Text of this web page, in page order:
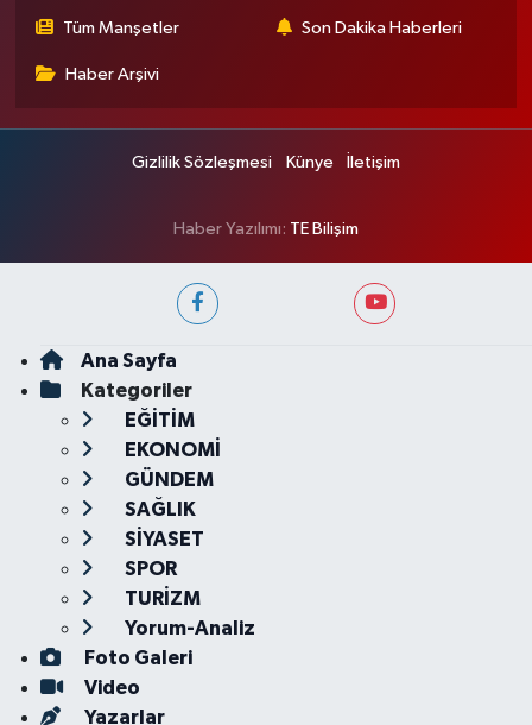
Tüm Manşetler Son Dakika Haberleri
Haber Arşivi
Gizlilik Sözleşmesi Künye İletişim
Haber Yazılımı: TE Bilişim
Ana Sayfa
Kategoriler
EĞİTİM
EKONOMİ
GÜNDEM
SAĞLIK
SİYASET
SPOR
TURİZM
Yorum-Analiz
Foto Galeri
Video
Yazarlar